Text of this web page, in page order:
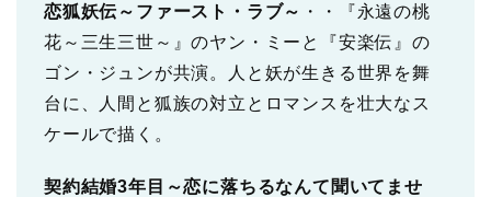
恋狐妖伝～ファースト・ラブ～ ・・『永遠の桃
花～三生三世～』のヤン・ミーと『安楽伝』の
ゴン・ジュンが共演。人と妖が生きる世界を舞
台に、人間と狐族の対立とロマンスを壮大なス
ケールで描く。
契約結婚3年目～恋に落ちるなんて聞いてませ